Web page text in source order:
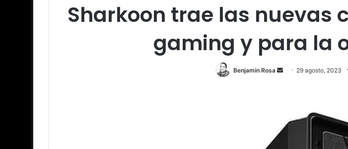
Sharkoon trae las nuevas
gaming y para la
Benjamín Rosa
Send 29 agosto, 2023